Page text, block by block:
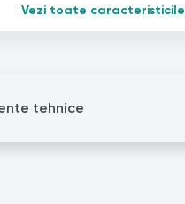
Vezi toate caracteristicile
tehnice